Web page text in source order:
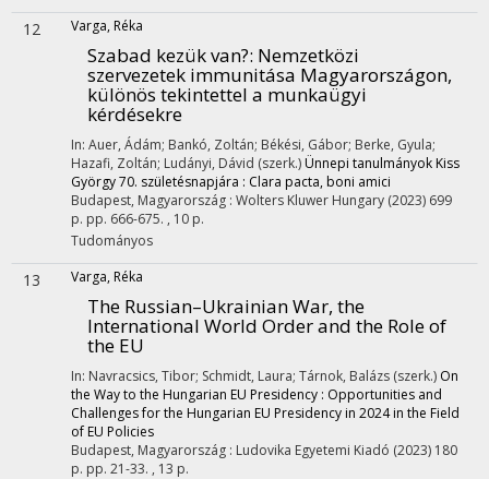
12 Varga, Réka
Szabad kezük van?: Nemzetközi
szervezetek immunitása Magyarországon,
különös tekintettel a munkaügyi
kérdésekre
In: Auer, Ádám; Bankó, Zoltán; Békési, Gábor; Berke, Gyula;
Hazafi, Zoltán; Ludányi, Dávid (szerk.) Ünnepi tanulmányok Kiss
György 70. születésnapjára : Clara pacta, boni amici
Budapest, Magyarország : Wolters Kluwer Hungary (2023) 699
p. pp. 666-675. , 10 p.
Tudományos
13 Varga, Réka
The Russian–Ukrainian War, the
International World Order and the Role of
the EU
In: Navracsics, Tibor; Schmidt, Laura; Tárnok, Balázs (szerk.) On
the Way to the Hungarian EU Presidency : Opportunities and
Challenges for the Hungarian EU Presidency in 2024 in the Field
of EU Policies
Budapest, Magyarország : Ludovika Egyetemi Kiadó (2023) 180
p. pp. 21-33. , 13 p.